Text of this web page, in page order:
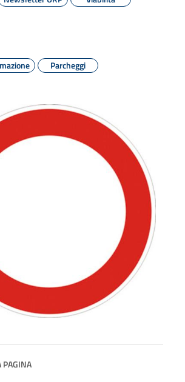
Parcheggi
PAGINA